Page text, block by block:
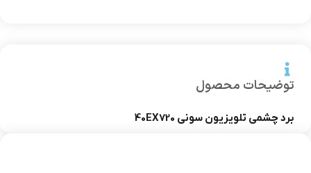
توضیحات محصول
برد چشمی تلویزیون سونی 40EX720